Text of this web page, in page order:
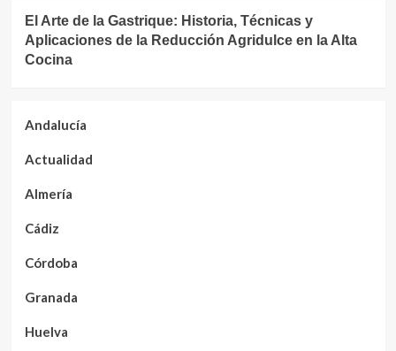
El Arte de la Gastrique: Historia, Técnicas y
Aplicaciones de la Reducción Agridulce en la Alta
Cocina
Andalucía
Actualidad
Almería
Cádiz
Córdoba
Granada
Huelva